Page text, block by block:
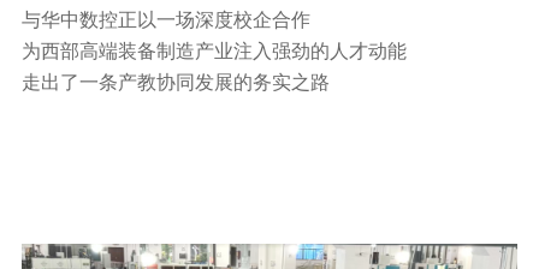
与华中数控正以一场深度校企合作
为西部高端装备制造产业注入强劲的人才动能
走出了一条产教协同发展的务实之路